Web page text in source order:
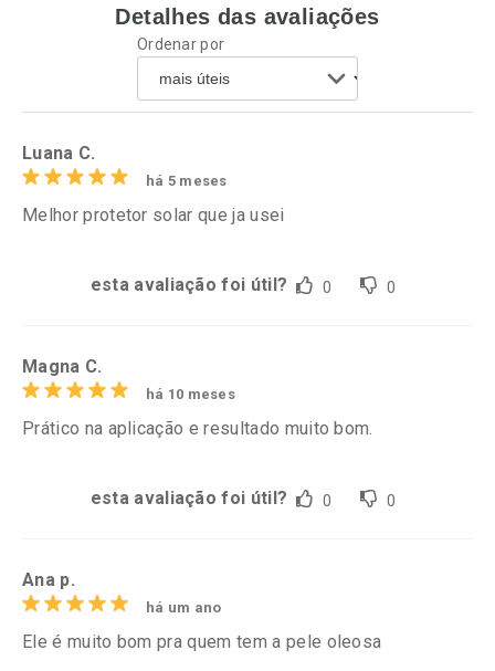
Ativar Desconto
Comprar sem Desconto
Por R$ 20,24/cada
Comprar sem Desconto
Ativar Desconto
Comprar sem Desconto
Por R$ 28,79/cada
Por R$ 28,79/cada
Detalhes das avaliações
Ordenar por
Luana C.
há 5 meses
Melhor protetor solar que ja usei
esta avaliação foi útil? 0 0
Magna C.
há 10 meses
Prático na aplicação e resultado muito bom.
esta avaliação foi útil? 0 0
Ana p.
há um ano
Ele é muito bom pra quem tem a pele oleosa